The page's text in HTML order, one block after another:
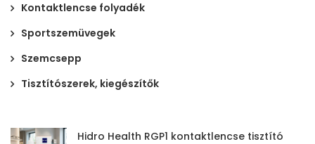
Kontaktlencse folyadék
Sportszemüvegek
Szemcsepp
Tisztítószerek, kiegészítők
Hidro Health RGP1 kontaktlencse tisztító